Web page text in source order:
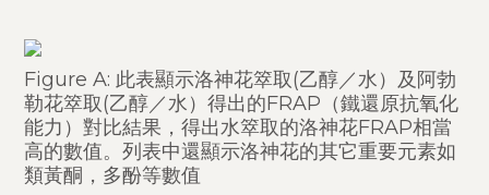
Figure A: 此表顯示洛神花箤取(乙醇／水）及阿勃
勒花箤取(乙醇／水）得出的FRAP（鐵還原抗氧化
能力）對比結果，得出水箤取的洛神花FRAP相當
高的數值。列表中還顯示洛神花的其它重要元素如
類黃酮，多酚等數值